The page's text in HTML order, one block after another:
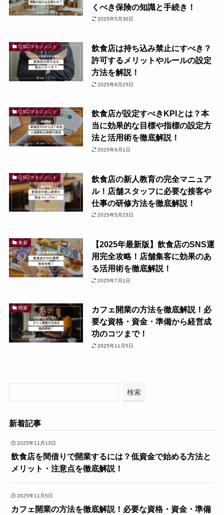
くべき保険の知識と手続き！
2025年5月30日
QSC/マネジメント
飲食店は持ち込み禁止にすべき？
許可するメリットやルールの設定
方法を解説！
2025年8月25日
QSC/マネジメント
飲食店が設定すべきKPIとは？本
当に効果的な目標や指標の設定方
法と活用術を徹底解説！
2025年9月1日
QSC/マネジメント
飲食店の新人教育の完全マニュア
ル！店舗スタッフに必要な接客や
仕事の研修方法を徹底解説！
2025年5月23日
集客
【2025年最新版】飲食店のSNS運
用完全攻略！店舗集客に効果のあ
る活用術を徹底解説！
2025年7月1日
開業
カフェ開業の方法を徹底解説！必
要な資格・資金・準備から経営成
功のコツまで！
2025年11月5日
検索
新着記事
2025年11月13日
飲食店を間借りで開業するには？低資金で始める方法と
メリット・注意点を徹底解説！
2025年11月5日
カフェ開業の方法を徹底解説！必要な資格・資金・準備